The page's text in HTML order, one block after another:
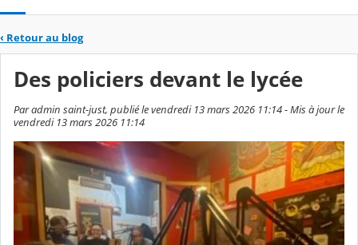
‹ Retour au blog
Des policiers devant le lycée
Par admin saint-just, publié le vendredi 13 mars 2026 11:14 - Mis à jour le
vendredi 13 mars 2026 11:14